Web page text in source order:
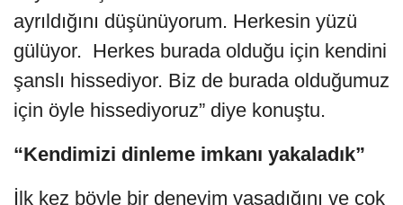
ayrıldığını düşünüyorum. Herkesin yüzü
gülüyor. Herkes burada olduğu için kendini
şanslı hissediyor. Biz de burada olduğumuz
için öyle hissediyoruz” diye konuştu.
“Kendimizi dinleme imkanı yakaladık”
İlk kez böyle bir deneyim yaşadığını ve çok